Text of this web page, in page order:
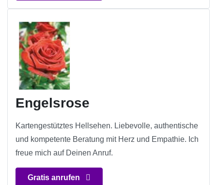
Engelsrose
Kartengestütztes Hellsehen. Liebevolle, authentische
und kompetente Beratung mit Herz und Empathie. Ich
freue mich auf Deinen Anruf.
Gratis anrufen